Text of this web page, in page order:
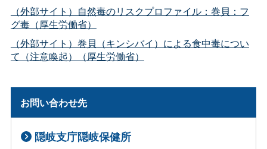
（外部サイト）自然毒のリスクプロファイル：巻貝：フ
グ毒（厚生労働省）
（外部サイト）巻貝（キンシバイ）による食中毒につい
て（注意喚起）（厚生労働省）
お問い合わせ先
隠岐支庁隠岐保健所